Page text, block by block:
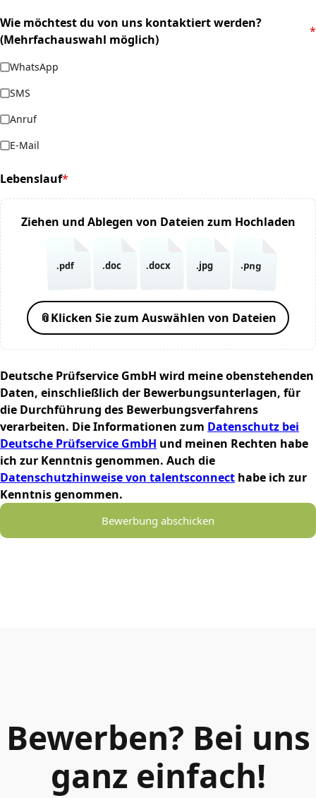
Wie möchtest du von uns kontaktiert werden?
(Mehrfachauswahl möglich)
*
(required)
WhatsApp
SMS
Anruf
E-Mail
Lebenslauf*
(required)
Ziehen und Ablegen von Dateien zum Hochladen
.pdf .doc .docx .jpg .png
📎Klicken Sie zum Auswählen von Dateien
Deutsche Prüfservice GmbH wird meine obenstehenden
Daten, einschließlich der Bewerbungsunterlagen, für
die Durchführung des Bewerbungsverfahrens
verarbeiten. Die Informationen zum Datenschutz bei
Deutsche Prüfservice GmbH und meinen Rechten habe
ich zur Kenntnis genommen. Auch die
Datenschutzhinweise von talentsconnect habe ich zur
Kenntnis genommen.
Bewerbung abschicken
Bewerben? Bei uns
ganz einfach!